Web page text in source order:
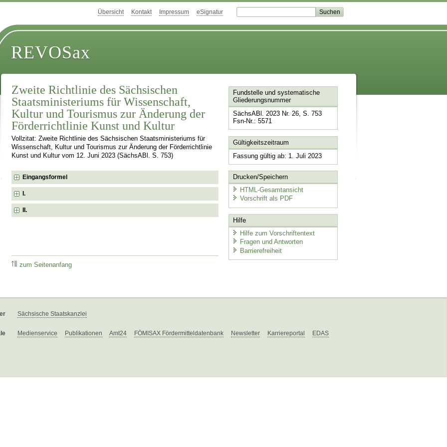
Übersicht Kontakt Impressum eSignatur
REVOSax
Zweite Richtlinie des Sächsischen
Staatsministeriums für Wissenschaft,
Kultur und Tourismus zur Änderung der
Förderrichtlinie Kunst und Kultur
Vollzitat: Zweite Richtlinie des Sächsischen Staatsministeriums für
Wissenschaft, Kultur und Tourismus zur Änderung der Förderrichtlinie
Kunst und Kultur vom 12. Juni 2023 (SächsABl. S. 753)
Eingangsformel
I.
II.
zum Seitenanfang
Fundstelle und systematische
Gliederungsnummer
SächsABl. 2023 Nr. 26, S. 753
Fsn-Nr.: 5571
Gültigkeitszeitraum
Fassung gültig ab: 1. Juli 2023
Drucken/Speichern
HTML-Gesamtansicht
Vorschrift als PDF
Hilfe
Hilfe zum Vorschriftentext
Fragen und Antworten
Barrierefreiheit
Sächsische Staatskanzlei
Medienservice Publikationen Amt24 FÖMISAX Fördermitteldatenbank Newsletter Karriereportal EDAS